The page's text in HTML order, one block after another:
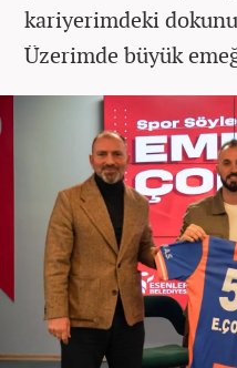
kariyerimdeki
Üzerimde büyük